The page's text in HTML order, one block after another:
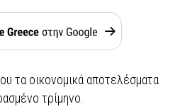
τα οικονομικά αποτελέσματα
τρίμηνο.